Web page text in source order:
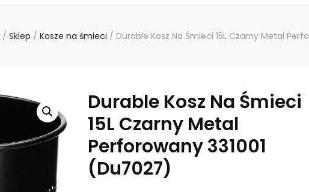
/ Sklep / Kosze na śmieci / Durable Kosz Na Śmieci 15L Czarny Metal
Durable Kosz Na Śmieci
15L Czarny Metal
Perforowany 331001
(Du7027)